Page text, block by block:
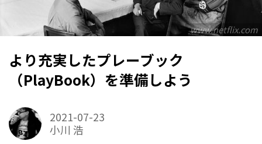
www.netflix.com
より充実したプレーブック
（PlayBook）を準備しよう
2021-07-23
小川 浩